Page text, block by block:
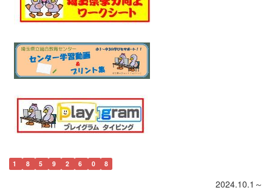
1 8 5 9 2 6 0 8
2024.10.1～